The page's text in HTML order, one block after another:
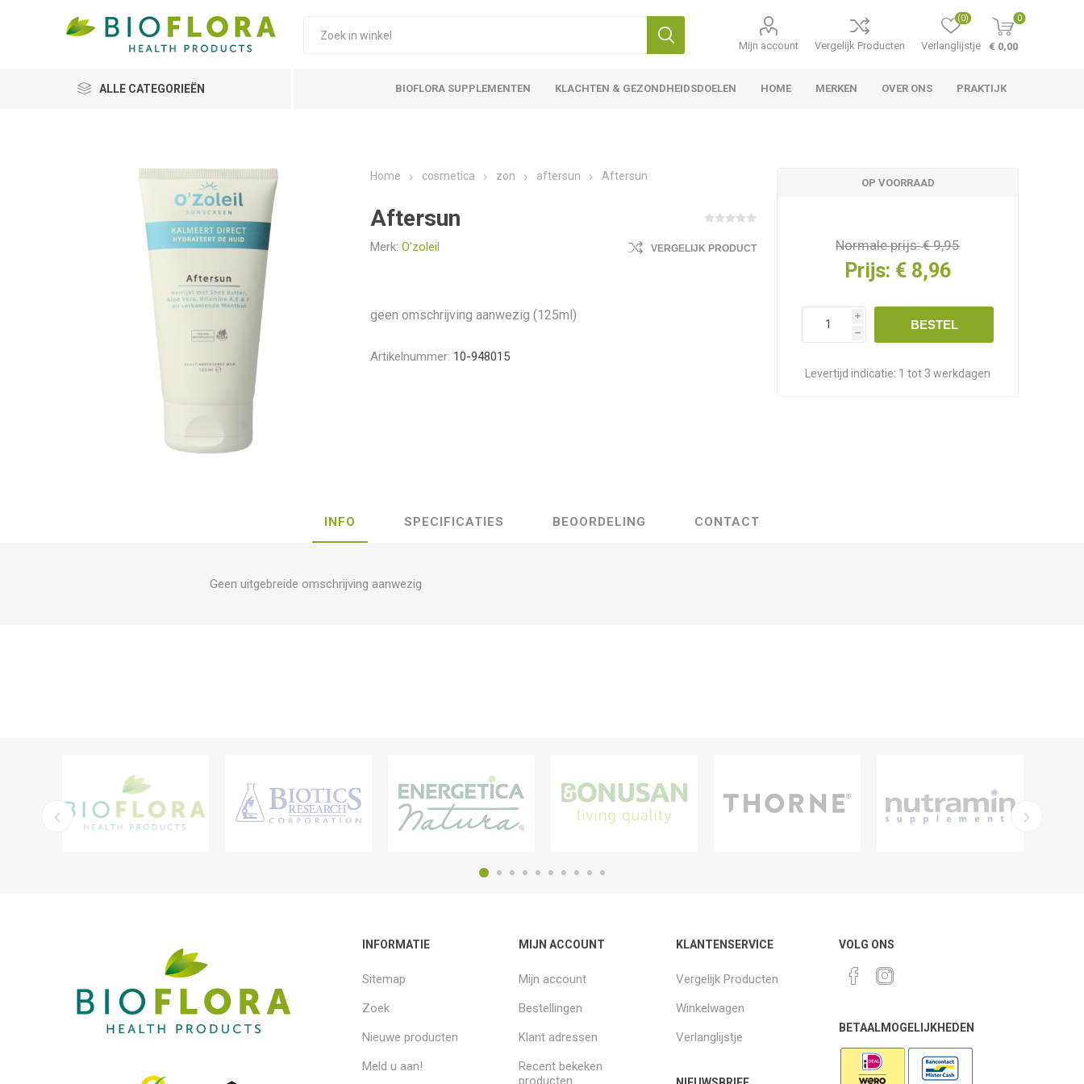
Mijn account Vergelijk Producten Verlanglijstje
(0) 0
€ 0,00
ALLE CATEGORIEËN BIOFLORA SUPPLEMENTEN KLACHTEN & GEZONDHEIDSDOELEN HOME MERKEN OVER ONS PRAKTIJK
Home cosmetica zon aftersun Aftersun
Aftersun
Merk: O'zoleil VERGELIJK PRODUCT
geen omschrijving aanwezig (125ml)
Artikelnummer: 10-948015
OP VOORRAAD
Normale prijs:€ 9,95
Prijs: € 8,96
i
h
BESTEL
Levertijd indicatie: 1 tot 3 werkdagen
INFO SPECIFICATIES BEOORDELING CONTACT
Geen uitgebreide omschrijving aanwezig
INFORMATIE
Sitemap
Zoek
Nieuwe producten
Meld u aan!
MIJN ACCOUNT
Mijn account
Bestellingen
Klant adressen
Recent bekeken
producten
KLANTENSERVICE
Vergelijk Producten
Winkelwagen
Verlanglijstje
VOLG ONS
BETAALMOGELIJKHEDEN